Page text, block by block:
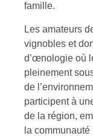
famille.
Les amateurs
vignobles et
d’œnologie où
pleinement
de
participent à
de la région,
la communauté